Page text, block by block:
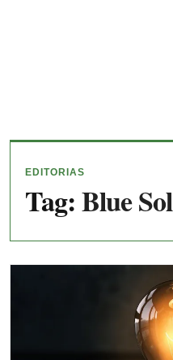
EDITORIAS
Tag:Blue Sol